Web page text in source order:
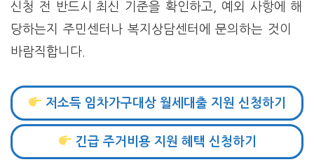
신청 전 반드시 최신 기준을 확인하고, 예외 사항에 해
당하는지 주민센터나 복지상담센터에 문의하는 것이
바람직합니다.
저소득 임차가구대상 월세대출 지원 신청하기
긴급 주거비용 지원 혜택 신청하기